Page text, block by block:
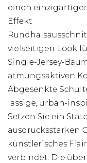
einen
Effekt
vielseitigen Look
Single-Jersey-
atmungsaktiven
Abgesenkte
lässige, urban-
Setzen Sie ein
ausdrucksstarken
künstlerisches
verbindet. Die